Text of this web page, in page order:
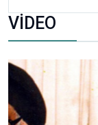
VİDEO